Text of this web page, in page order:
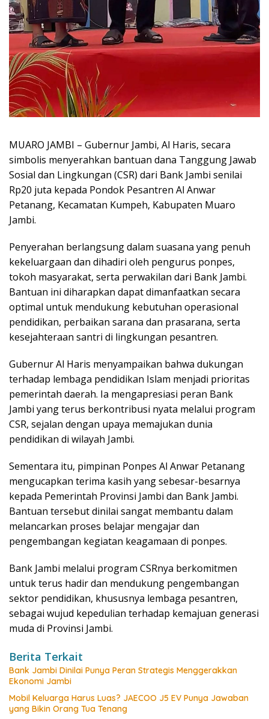
MUARO JAMBI – Gubernur Jambi, Al Haris, secara
simbolis menyerahkan bantuan dana Tanggung Jawab
Sosial dan Lingkungan (CSR) dari Bank Jambi senilai
Rp20 juta kepada Pondok Pesantren Al Anwar
Petanang, Kecamatan Kumpeh, Kabupaten Muaro
Jambi.
Penyerahan berlangsung dalam suasana yang penuh
kekeluargaan dan dihadiri oleh pengurus ponpes,
tokoh masyarakat, serta perwakilan dari Bank Jambi.
Bantuan ini diharapkan dapat dimanfaatkan secara
optimal untuk mendukung kebutuhan operasional
pendidikan, perbaikan sarana dan prasarana, serta
kesejahteraan santri di lingkungan pesantren.
Gubernur Al Haris menyampaikan bahwa dukungan
terhadap lembaga pendidikan Islam menjadi prioritas
pemerintah daerah. Ia mengapresiasi peran Bank
Jambi yang terus berkontribusi nyata melalui program
CSR, sejalan dengan upaya memajukan dunia
pendidikan di wilayah Jambi.
Sementara itu, pimpinan Ponpes Al Anwar Petanang
mengucapkan terima kasih yang sebesar-besarnya
kepada Pemerintah Provinsi Jambi dan Bank Jambi.
Bantuan tersebut dinilai sangat membantu dalam
melancarkan proses belajar mengajar dan
pengembangan kegiatan keagamaan di ponpes.
Bank Jambi melalui program CSRnya berkomitmen
untuk terus hadir dan mendukung pengembangan
sektor pendidikan, khususnya lembaga pesantren,
sebagai wujud kepedulian terhadap kemajuan generasi
muda di Provinsi Jambi.
Berita Terkait
Bank Jambi Dinilai Punya Peran Strategis Menggerakkan
Ekonomi Jambi
Mobil Keluarga Harus Luas? JAECOO J5 EV Punya Jawaban
yang Bikin Orang Tua Tenang